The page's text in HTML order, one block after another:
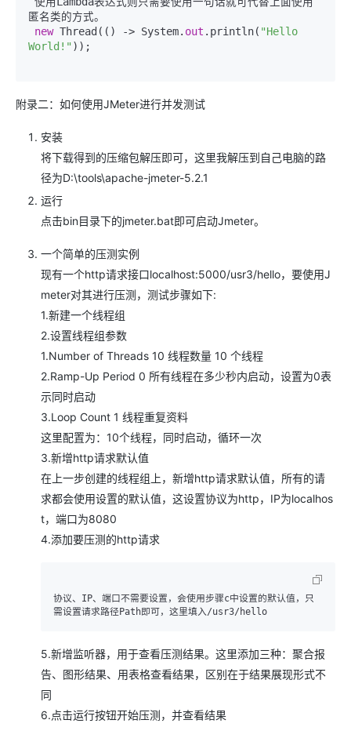
匿名类的方式。
new Thread(() -> System. out .println( "Hello
World!" ));
附录二：如何使用JMeter进行并发测试
安装
将下载得到的压缩包解压即可，这里我解压到自己电脑的路
径为D:\tools\apache-jmeter-5.2.1
运行
点击bin目录下的jmeter.bat即可启动Jmeter。
一个简单的压测实例
现有一个http请求接口localhost:5000/usr3/hello，要使用J
meter对其进行压测，测试步骤如下:
1.新建一个线程组
2.设置线程组参数
1.Number of Threads 10 线程数量 10 个线程
2.Ramp-Up Period 0 所有线程在多少秒内启动，设置为0表
示同时启动
3.Loop Count 1 线程重复资料
这里配置为：10个线程，同时启动，循环一次
3.新增http请求默认值
在上一步创建的线程组上，新增http请求默认值，所有的请
求都会使用设置的默认值，这设置协议为http，IP为localhos
t，端口为8080
4.添加要压测的http请求
协议、IP、端口不需要设置，会使用步骤c中设置的默认值，只
需设置请求路径Path即可，这里填入/usr3/hello
5.新增监听器，用于查看压测结果。这里添加三种：聚合报
告、图形结果、用表格查看结果，区别在于结果展现形式不
同
6.点击运行按钮开始压测，并查看结果